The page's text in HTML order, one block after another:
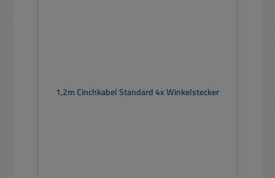
1,2m Cinchkabel Standard 4x Winkelstecker